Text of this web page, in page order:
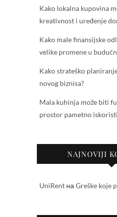
Kako lokalna kupovina
kreativnost i uređenje
Kako male finansijske
velike promene u
Kako strateško
novog biznisa?
Mala kuhinja može biti
prostor pametno
NAJNOVIJI
UniRent на Greške koje